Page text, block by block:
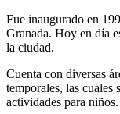
Fue inaugurado en
Granada. Hoy en día
la ciudad.
Cuenta con diversas
temporales, las cuales
actividades para niños.